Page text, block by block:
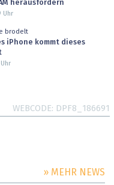
herausfordern
Uhr
brodelt
iPhone kommt dieses
WEBCODE DPF8_186691
» MEHR NEWS